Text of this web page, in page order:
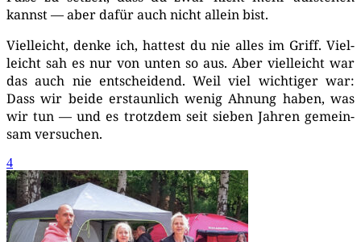
kannst — aber dafür auch nicht allein bist.
Viel­leicht, den­ke ich, hat­test du nie alles im Griff. Viel­
leicht sah es nur von unten so aus. Aber viel­leicht war
das auch nie ent­schei­dend. Weil viel wich­ti­ger war:
Dass wir bei­de erstaun­lich wenig Ahnung haben, was
wir tun — und es trotz­dem seit sie­ben Jah­ren gemein­
sam versuchen.
4